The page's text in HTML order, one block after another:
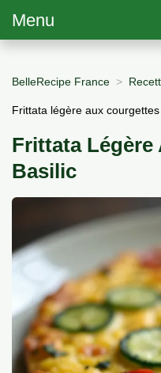
Menu
BelleRecipe France
Frittata légère aux
Frittata
Basilic